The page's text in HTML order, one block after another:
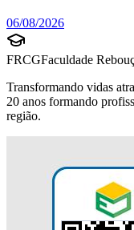
06/08/2026
FRCGFaculdade
Transformando vidas
20 anos formando
região.